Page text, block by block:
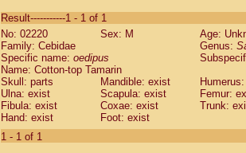
CebidaeSaguinus labiatus(0)
Cebidae Saguinus leucopus (0)
Cebidae
CebidaeSaguinus mystax
Cebidae Saguinus nigricollis (0)
Cebidae Saguinus oedipus
Cebidae Saguinus weddelli
Cebidae Saguinusspp.
Cebidae
Result-----------1 - 1 of 1
No: 02220
Sex: M
Age:
Family: Cebidae
Genus:
Specific name: oedipus
Name: Cotton-top Tamarin
Skull: parts
Mandible: exist
Ulna: exist
Scapula: exist
Femur:
Fibula: exist
Coxae: exist
Trunk:
Hand: exist
Foot: exist
1 - 1 of 1